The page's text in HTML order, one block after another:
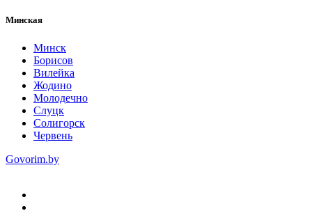
Минская
Минск
Борисов
Вилейка
Жодино
Молодечно
Слуцк
Солигорск
Червень
Govorim.by